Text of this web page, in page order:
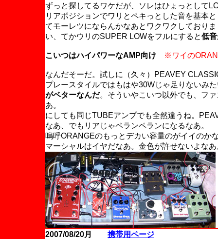
ずっと探してるワケだが、ソレはひょっとして
リアポジションでワリとペキっとした音を基本
てモーレツにならんかなあとワクワクしており
い、てかウリのSUPER LOWをフルにすると低
こいつはハイパワーなAMP向け ※ワイの
なんだそーだ。試しに（久々）PEAVEY
プレースタイルではもはや30Wじゃ足りないみ
がベターなんだ。そういやこいつ以外でも、フ
あ。
にしても同じTUBEアンプでも全然違うね。
なあ、でもリアじゃペランペランになるなあ。
嗚呼ORANGEのもっとデカい容量のがイイのか
マーシャルはイヤだなあ。金色が許せないよなあ
2007/08/20月 携帯用ページ